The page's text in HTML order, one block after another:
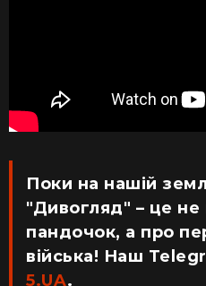
Поки на нашій
"Дивогляд" – це не
пандочок, а про
війська! Наш
5.UA.